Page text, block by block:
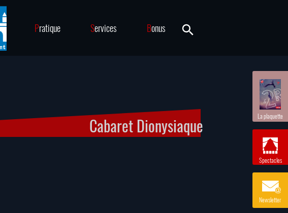
Pratique Services Bonus
La plaquette
Spectacles
Newsletter
Cabaret Dionysiaque